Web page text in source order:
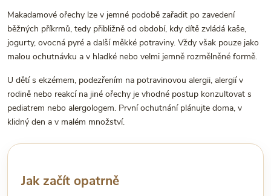
Makadamové ořechy lze v jemné podobě zařadit po zavedení
běžných příkrmů, tedy přibližně od období, kdy dítě zvládá kaše,
jogurty, ovocná pyré a další měkké potraviny. Vždy však pouze jako
malou ochutnávku a v hladké nebo velmi jemně rozmělněné formě.
U dětí s ekzémem, podezřením na potravinovou alergii, alergií v
rodině nebo reakcí na jiné ořechy je vhodné postup konzultovat s
pediatrem nebo alergologem. První ochutnání plánujte doma, v
klidný den a v malém množství.
Jak začít opatrně